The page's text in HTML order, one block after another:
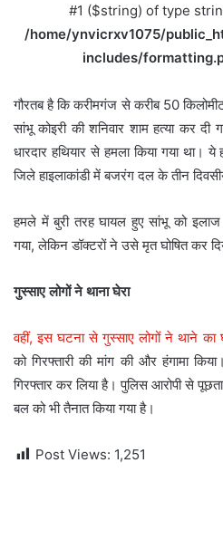
#1 ($string) of type
/home/ynvicrxv1075/
includes/
गौरतब है कि करीमगंज से करीब 50
सांभू कोइरी की शनिवार शाम हत्या कर
धारदार हथियार से हमला किया गया
जिले हाइलाकांडी में बजरंग दल के तीन
हमले में बुरी तरह घायल हुए सांभू को
गया, लेकिन डॉक्टरों ने उसे मृत घोषित कर
गुस्साए लोगों ने थाना घेरा
वहीं, इस घटना से गुस्साए लोगों ने थाने का
को गिरफ्तारी की मांग की और हंगामा
गिरफ्तार कर लिया है। पुलिस आरोपी से
बल को भी तैनात किया गया है।
Post Views: 1,251